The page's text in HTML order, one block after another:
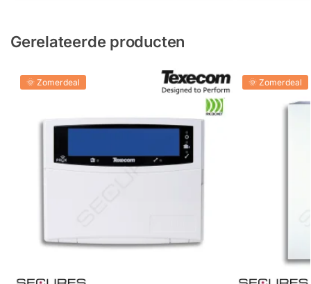
Gerelateerde producten
🌞 Zomerdeal 🌞 Zomerdeal